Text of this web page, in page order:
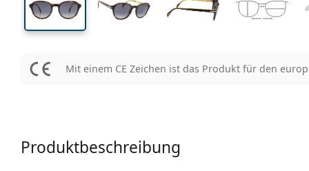
Mit einem CE Zeichen ist das Produkt für den
Produktbeschreibung